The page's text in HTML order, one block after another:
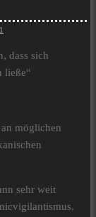
dass sich
ließe“
möglichen
sehr weit